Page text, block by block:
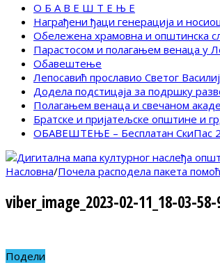
О Б А В Е Ш Т Е Њ Е
Награђени ђаци генерација и
Обележена храмовна и општинска
Парастосом и полагањем венаца у
Обавештење
Лепосавић прославио Светог
Додела подстицаја за подршку
Полагањем венаца и свечаном
Братске и пријатељске општине и
ОБАВЕШТЕЊЕ – Бесплатан СкиПас
Насловна/Почела расподела пакета
viber_image_2023-02-11_18-03-58-
Подели